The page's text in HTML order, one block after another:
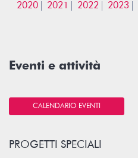
2020
2021 2022 2023
Eventi e attività
CALENDARIO EVENTI
PROGETTI SPECIALI